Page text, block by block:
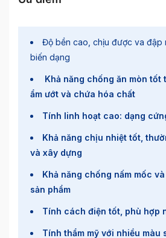
Độ bền cao, chịu được va đập
biến dạng
Khả năng chống ăn mòn tốt
ẩm ướt và chứa hóa chất
Tính linh hoạt cao: dạng
Khả năng chịu nhiệt tốt,
và xây dựng
Khả năng chống nấm mốc
sản phẩm
Tính cách điện tốt, phù hợp
Tính thẩm mỹ với nhiều màu